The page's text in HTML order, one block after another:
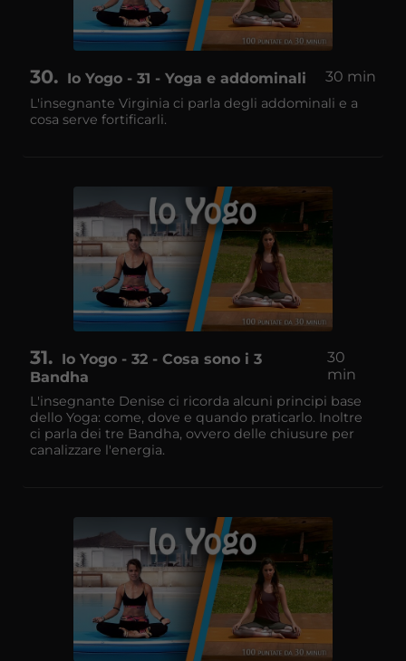
30 Io Yogo - 31 - Yoga e addominali 30 min
L'insegnante Virginia ci parla degli addominali e a
cosa serve fortificarli.
31
Io Yogo - 32 - Cosa sono i 3
Bandha
30
min
L'insegnante Denise ci ricorda alcuni principi base
dello Yoga: come, dove e quando praticarlo. Inoltre
ci parla dei tre Bandha, ovvero delle chiusure per
canalizzare l'energia.